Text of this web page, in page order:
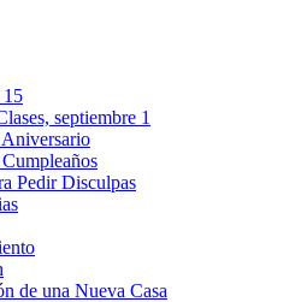
15
septiembre 1
Aniversario
Pedir Disculpas
de una Nueva Casa